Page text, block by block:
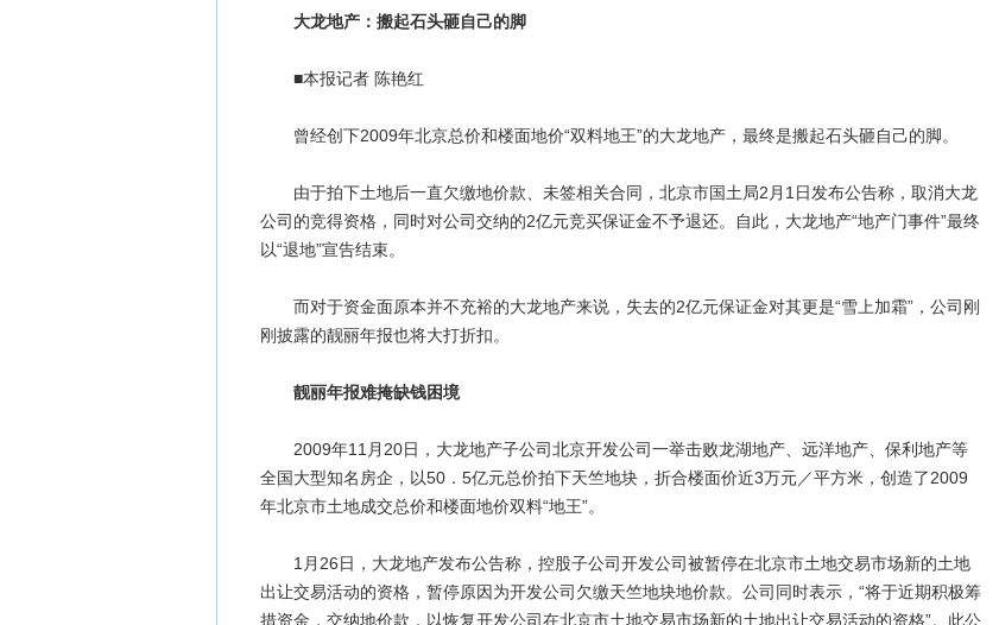
大龙地产：搬起石头砸自己的脚
■本报记者 陈艳红
曾经创下2009年北京总价和楼面地价“双料地王”的大龙地产，最终是搬起石头砸自己的脚。
由于拍下土地后一直欠缴地价款、未签相关合同，北京市国土局2月1日发布公告称，取消大龙
公司的竞得资格，同时对公司交纳的2亿元竞买保证金不予退还。自此，大龙地产“地产门事件”最终
以“退地”宣告结束。
而对于资金面原本并不充裕的大龙地产来说，失去的2亿元保证金对其更是“雪上加霜”，公司刚
刚披露的靓丽年报也将大打折扣。
靓丽年报难掩缺钱困境
2009年11月20日，大龙地产子公司北京开发公司一举击败龙湖地产、远洋地产、保利地产等
全国大型知名房企，以50．5亿元总价拍下天竺地块，折合楼面价近3万元／平方米，创造了2009
年北京市土地成交总价和楼面地价双料“地王”。
1月26日，大龙地产发布公告称，控股子公司开发公司被暂停在北京市土地交易市场新的土地
出让交易活动的资格，暂停原因为开发公司欠缴天竺地块地价款。公司同时表示，“将于近期积极筹
措资金，交纳地价款，以恢复开发公司在北京市土地交易市场新的土地出让交易活动的资格”。此公